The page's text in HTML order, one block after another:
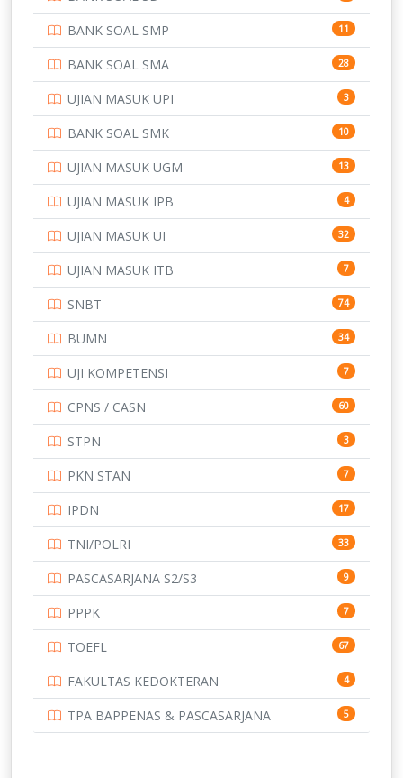
3
169
7
PTDI STTD 4
133
SMA 146
SMK 231
SMP 134
STIP 2
153
345
UNIVERSITAS AIRLANGGA 15
16
15
15
14
14
UNIVERSITAS CENDRAWASIH 14
15
219
11
139
BANK SOAL SMP 11
BANK SOAL SMA 28
UJIAN MASUK UPI 3
BANK SOAL SMK 10
UJIAN MASUK UGM 13
UJIAN MASUK IPB 4
UJIAN MASUK UI 32
UJIAN MASUK ITB 7
SNBT 74
BUMN 34
UJI KOMPETENSI 7
CPNS / CASN 60
STPN 3
PKN STAN 7
IPDN 17
TNI/POLRI 33
PASCASARJANA S2/S3 9
PPPK 7
TOEFL 67
FAKULTAS KEDOKTERAN 4
TPA BAPPENAS & PASCASARJANA 5